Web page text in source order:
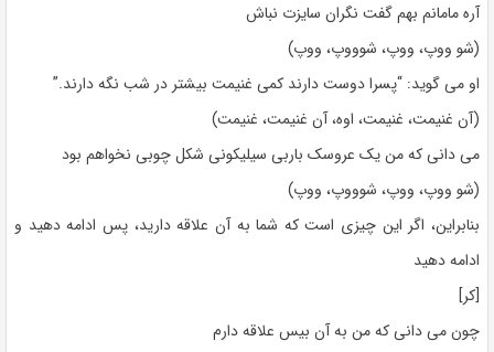
آره مامانم بهم گفت نگران سایزت نباش
(شو ووپ، ووپ، شوووپ، ووپ)
او می گوید: “پسرا دوست دارند کمی غنیمت بیشتر در شب نگه دارند.”
(آن غنیمت، غنیمت، اوه، آن غنیمت، غنیمت)
می دانی که من یک عروسک باربی سیلیکونی شکل چوبی نخواهم بود
(شو ووپ، ووپ، شوووپ، ووپ)
بنابراین، اگر این چیزی است که شما به آن علاقه دارید، پس ادامه دهید و
ادامه دهید
[کر]
چون می دانی که من به آن بیس علاقه دارم